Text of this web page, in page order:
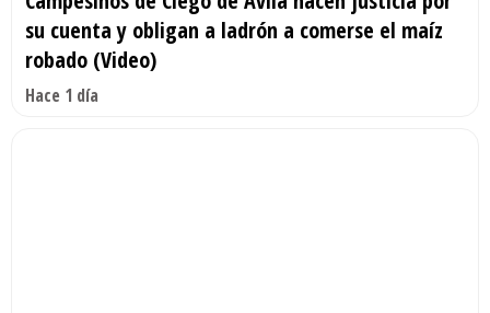
su cuenta y obligan a ladrón a comerse el maíz
robado (Video)
Hace 1 día